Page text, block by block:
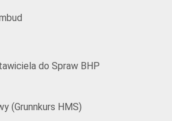
do Spraw BHP
(Grunnkurs HMS)